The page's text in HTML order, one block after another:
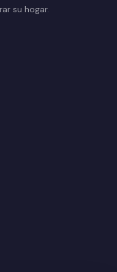
su hogar.